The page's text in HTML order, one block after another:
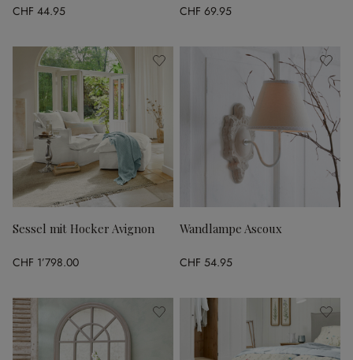
CHF 44.95 CHF 69.95
Sessel mit Hocker Avignon
CHF 1’798.00
Wandlampe Ascoux
CHF 54.95